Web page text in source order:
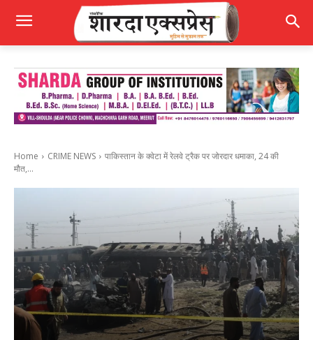
Home CRIME NEWS
पाकिस्तान के क्वेटा में रेलवे ट्रैक पर जोरदार धमाका, 24 की
मौत,...